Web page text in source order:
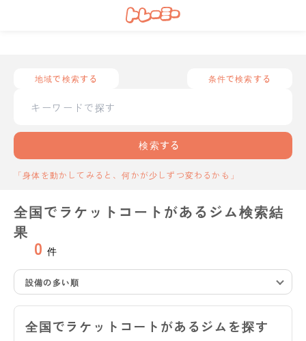
地域で検索する 条件で検索する
検索する
「身体を動かしてみると、何かが少しずつ変わるかも」
全国でラケットコートがあるジム検索結
果
0 件
設備の多い順
全国でラケットコートがあるジムを探す